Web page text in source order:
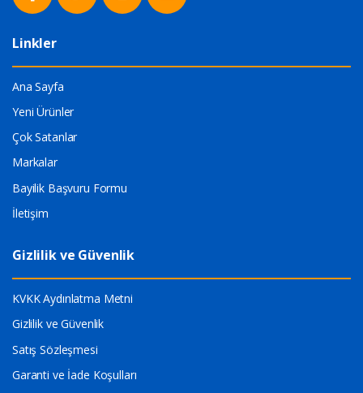
Linkler
Ana Sayfa
Yeni Ürünler
Çok Satanlar
Markalar
Bayilik Başvuru Formu
İletişim
Gizlilik ve Güvenlik
KVKK Aydınlatma Metni
Gizlilik ve Güvenlik
Satış Sözleşmesi
Garanti ve İade Koşulları